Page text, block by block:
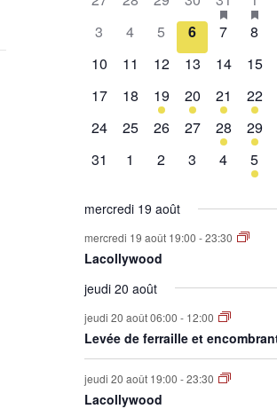
de
Évènements
évènement,évènement,
évènement,
0
3
0
évènement,
4
0
évènement,
5
0
évènement,
6
0
7
0
8
0
10
0
11
0
12
0
13
0
14
0
15
0
évènement,
17
0
évènement,
18
1
évènement,
19
2
évènements,
20
1
21
2
22
0
24
0
25
0
évènement,
26
0
évènement,
27
1
28
1
29
0
31
0
1
0
2
0
évènement,
3
0
4
1
5
mercredi 19 août
mercredi 19 août 19:00 -23:30
Lacollywood
jeudi 20 août
jeudi 20 août 06:00 - 12:00
Levée de ferraille et
jeudi 20 août 19:00 -23:30
Lacollywood